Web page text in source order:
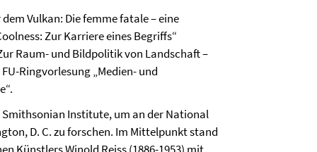
Vulkan: Die femme fatale – eine
Zur Karriere eines Begriffs“
Raum- und Bildpolitik von Landschaft –
Ringvorlesung „Medien- und
Institute, um an der National
D. C. zu forschen. Im Mittelpunkt stand